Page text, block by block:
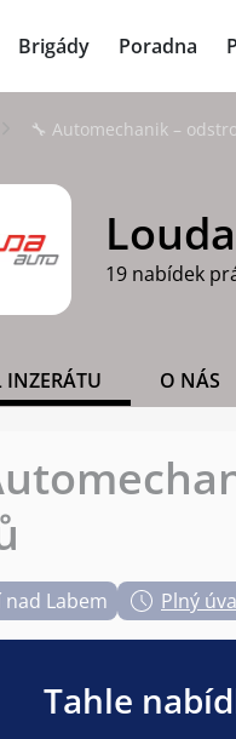
Brigády Poradna
🔧 Automechanik –
19 nabídek
INZERÁTU O NÁS
nad Labem Plný
Tahle